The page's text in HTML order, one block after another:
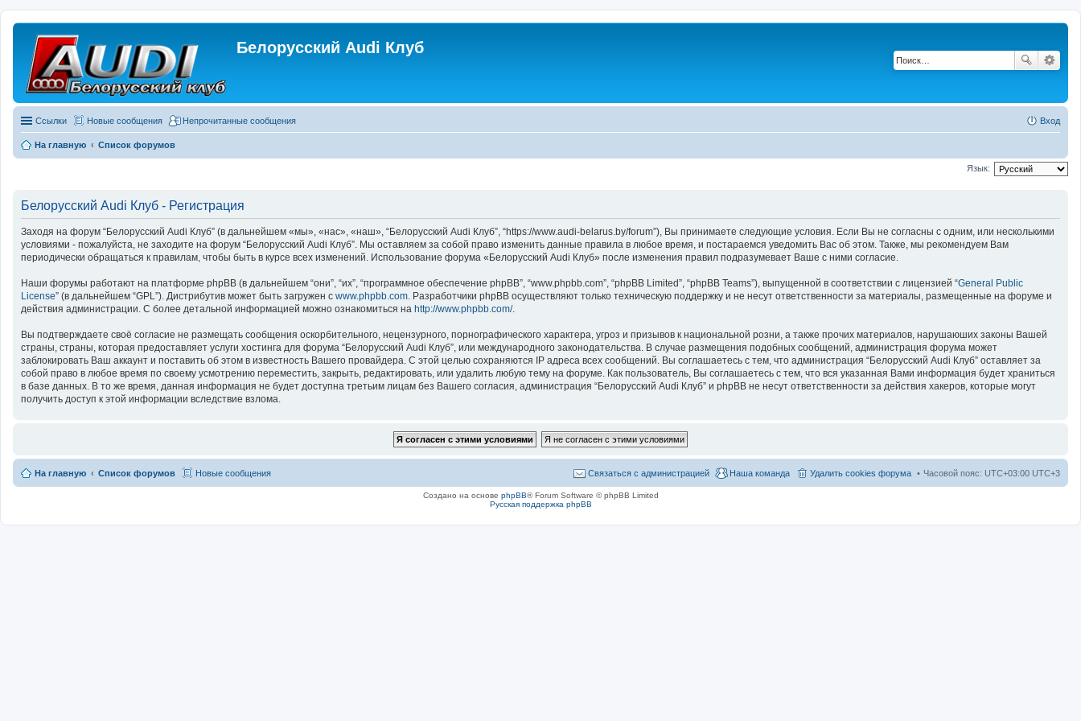
Белорусский Audi Клуб
Ссылки Новые сообщения Непрочитанные сообщения Вход
На главную Список форумов
Язык:
Белорусский Audi Клуб - Регистрация
Заходя на форум “Белорусский Audi Клуб” (в дальнейшем «мы», «нас», «наш», “Белорусский Audi Клуб”, “https://www.audi-belarus.by/forum”), Вы принимаете следующие условия. Если Вы не согласны с одним, или несколькими
условиями - пожалуйста, не заходите на форум “Белорусский Audi Клуб”. Мы оставляем за собой право изменить данные правила в любое время, и постараемся уведомить Вас об этом. Также, мы рекомендуем Вам
периодически обращаться к правилам, чтобы быть в курсе всех изменений. Использование форума «Белорусский Audi Клуб» после изменения правил подразумевает Ваше с ними согласие.
Наши форумы работают на платформе phpBB (в дальнейшем “они”, “их”, “программное обеспечение phpBB”, “www.phpbb.com”, “phpBB Limited”, “phpBB Teams”), выпущенной в соответствии с лицензией “General Public
License” (в дальнейшем “GPL”). Дистрибутив может быть загружен с www.phpbb.com . Разработчики phpBB осуществляют только техническую поддержку и не несут ответственности за материалы, размещенные на форуме и
действия администрации. С более детальной информацией можно ознакомиться на http://www.phpbb.com/.
Вы подтверждаете своё согласие не размещать сообщения оскорбительного, нецензурного, порнографического характера, угроз и призывов к национальной розни, а также прочих материалов, нарушаюших законы Вашей
страны, страны, которая предоставляет услуги хостинга для форума “Белорусский Audi Клуб”, или международного законодательства. В случае размещения подобных сообщений, администрация форума может
заблокировать Ваш аккаунт и поставить об этом в известность Вашего провайдера. С этой целью сохраняются IP адреса всех сообщений. Вы соглашаетесь с тем, что администрация “Белорусский Audi Клуб” оставляет за
собой право в любое время по своему усмотрению переместить, закрыть, редактировать, или удалить любую тему на форуме. Как пользователь, Вы соглашаетесь с тем, что вся указанная Вами информация будет храниться
в базе данных. В то же время, данная информация не будет доступна третьим лицам без Вашего согласия, администрация “Белорусский Audi Клуб” и phpBB не несут ответственности за действия хакеров, которые могут
получить доступ к этой информации вследствие взлома.
На главную Список форумов Новые сообщения Часовой пояс: UTC+03:00 UTC+3
Удалить cookies форума
Наша команда
Связаться с администрацией
Создано на основе phpBB® Forum Software © phpBB Limited
Русская поддержка phpBB